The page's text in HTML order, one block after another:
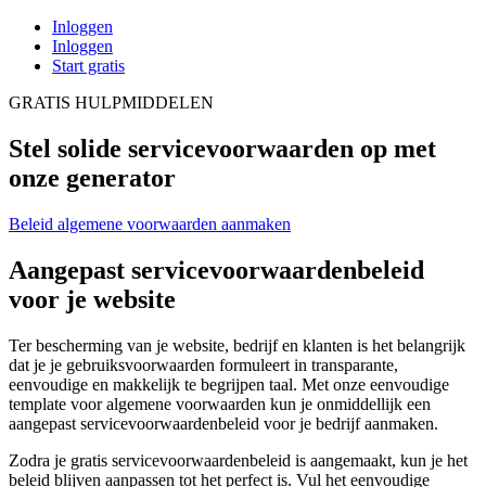
Inloggen
Inloggen
Start gratis
GRATIS HULPMIDDELEN
Stel solide servicevoorwaarden op met
onze generator
Beleid algemene voorwaarden aanmaken
Aangepast servicevoorwaardenbeleid
voor je website
Ter bescherming van je website, bedrijf en klanten is het belangrijk
dat je je gebruiksvoorwaarden formuleert in transparante,
eenvoudige en makkelijk te begrijpen taal. Met onze eenvoudige
template voor algemene voorwaarden kun je onmiddellijk een
aangepast servicevoorwaardenbeleid voor je bedrijf aanmaken.
Zodra je gratis servicevoorwaardenbeleid is aangemaakt, kun je het
beleid blijven aanpassen tot het perfect is. Vul het eenvoudige